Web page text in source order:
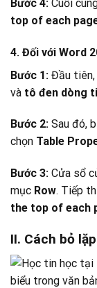
Bước 4: Cuối
top of each
4. Đối với Word
Bước 1: Đầu tiên,
và tô đen dòng
Bước 2: Sau đó,
chọn Table
Bước 3: Cửa sổ
mục Row. Tiếp
the top of each
II. Cách bỏ